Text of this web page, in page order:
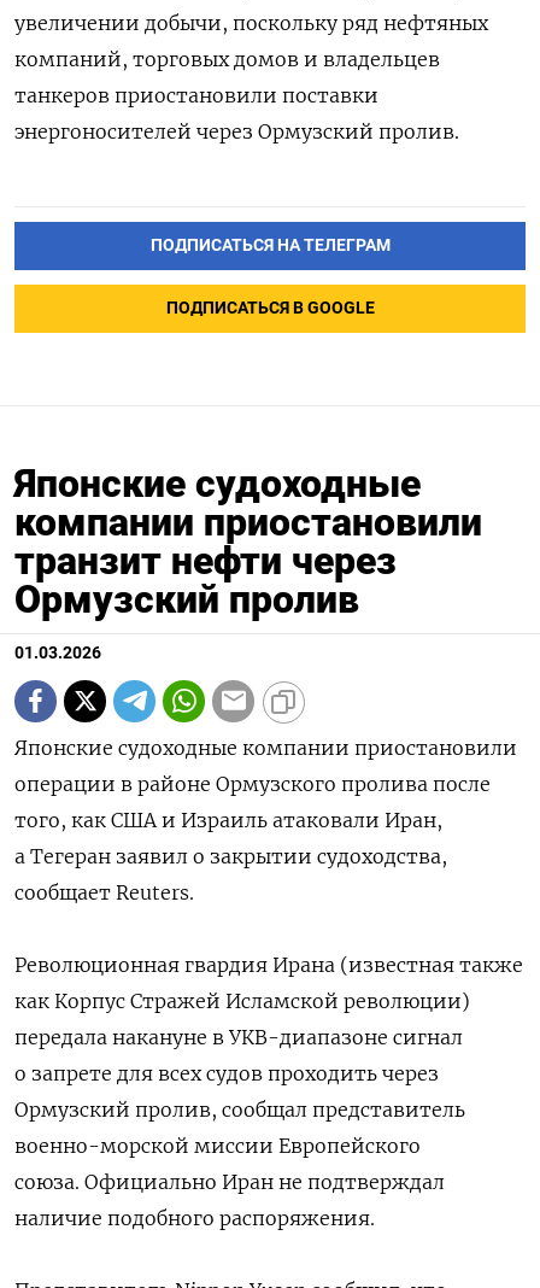
увеличении добычи, поскольку ряд нефтяных
компаний, торговых домов ​и владельцев
танкеров приостановили поставки
энергоносителей через Ормузский пролив.
ПОДПИСАТЬСЯ НА ТЕЛЕГРАМ
ПОДПИСАТЬСЯ В GOOGLE
Японские судоходные
компании приостановили
транзит нефти через
Ормузский пролив
01.03.2026
Японские судоходные компании приостановили
операции в районе Ормузского пролива после
того, как США и Израиль атаковали Иран,
а Тегеран заявил о закрытии судоходства,
сообщает Reuters.
Революционная гвардия Ирана (известная также
как Корпус Стражей Исламской революции)
передала накануне в УКВ-диапазоне сигнал
о запрете для всех судов проходить через
Ормузский пролив, сообщал представитель
военно-морской миссии Европейского
союза. Официально Иран не подтверждал
наличие подобного распоряжения.